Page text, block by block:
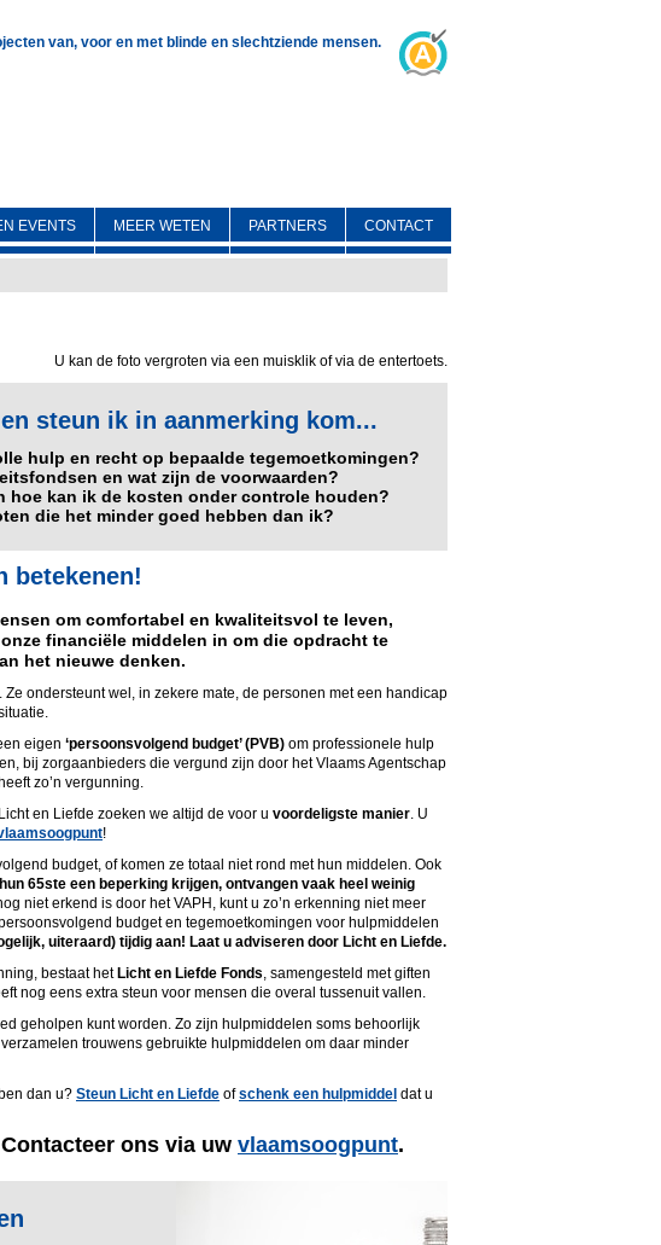
van, voor en met blinde en slechtziende mensen.
EVENTS MEER WETEN PARTNERS CONTACT
U kan de foto vergroten via een muisklik of via de entertoets.
steun ik in aanmerking kom...
hulp en recht op bepaalde tegemoetkomingen?
en wat zijn de voorwaarden?
hoe kan ik de kosten onder controle houden?
die het minder goed hebben dan ik?
betekenen!
om comfortabel en kwaliteitsvol te leven,
financiële middelen in om die opdracht te
het nieuwe denken.
ondersteunt wel, in zekere mate, de personen met een handicap
eigen ‘persoonsvolgend budget’ (PVB) om professionele hulp
bij zorgaanbieders die vergund zijn door het Vlaams Agentschap
zo’n vergunning.
en Liefde zoeken we altijd de voor u voordeligste manier. U
!
budget, of komen ze totaal niet rond met hun middelen. Ook
65ste een beperking krijgen, ontvangen vaak heel weinig
niet erkend is door het VAPH, kunt u zo’n erkenning niet meer
budget en tegemoetkomingen voor hulpmiddelen
uiteraard) tijdig aan! Laat u adviseren door Licht en Liefde.
bestaat het Licht en Liefde Fonds, samengesteld met giften
nog eens extra steun voor mensen die overal tussenuit vallen.
geholpen kunt worden. Zo zijn hulpmiddelen soms behoorlijk
trouwens gebruikte hulpmiddelen om daar minder
dan u? Steun Licht en Liefde ofschenk een hulpmiddel dat u
ons via uw vlaamsoogpunt.